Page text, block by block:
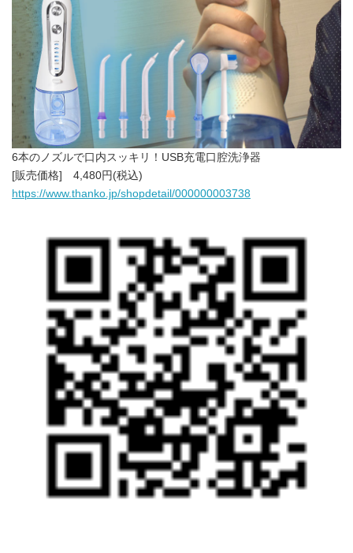
6本のノズルで口内スッキリ！USB充電口腔洗浄器
[販売価格] 4,480円(税込)
https://www.thanko.jp/shopdetail/000000003738